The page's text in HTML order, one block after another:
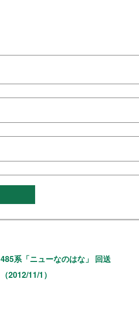
485系「ニューなのはな」 回送
（2012/11/1）